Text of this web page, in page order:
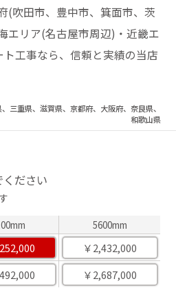
(吹田市、豊中市、箕面市、茨
エリア(名古屋市周辺)・近畿エ
工事なら、信頼と実績の当店
三重県、滋賀県、京都府、大阪府、奈良県、
和歌山県
ださい
5600mm
￥2,432,000
￥2,687,000